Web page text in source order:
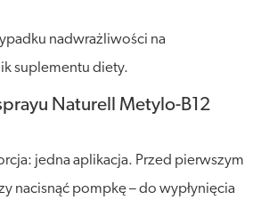
nadwrażliwości na
suplementu diety.
Naturell Metylo-B12
jedna aplikacja. Przed pierwszym
nacisnąć pompkę – do wypłynięcia